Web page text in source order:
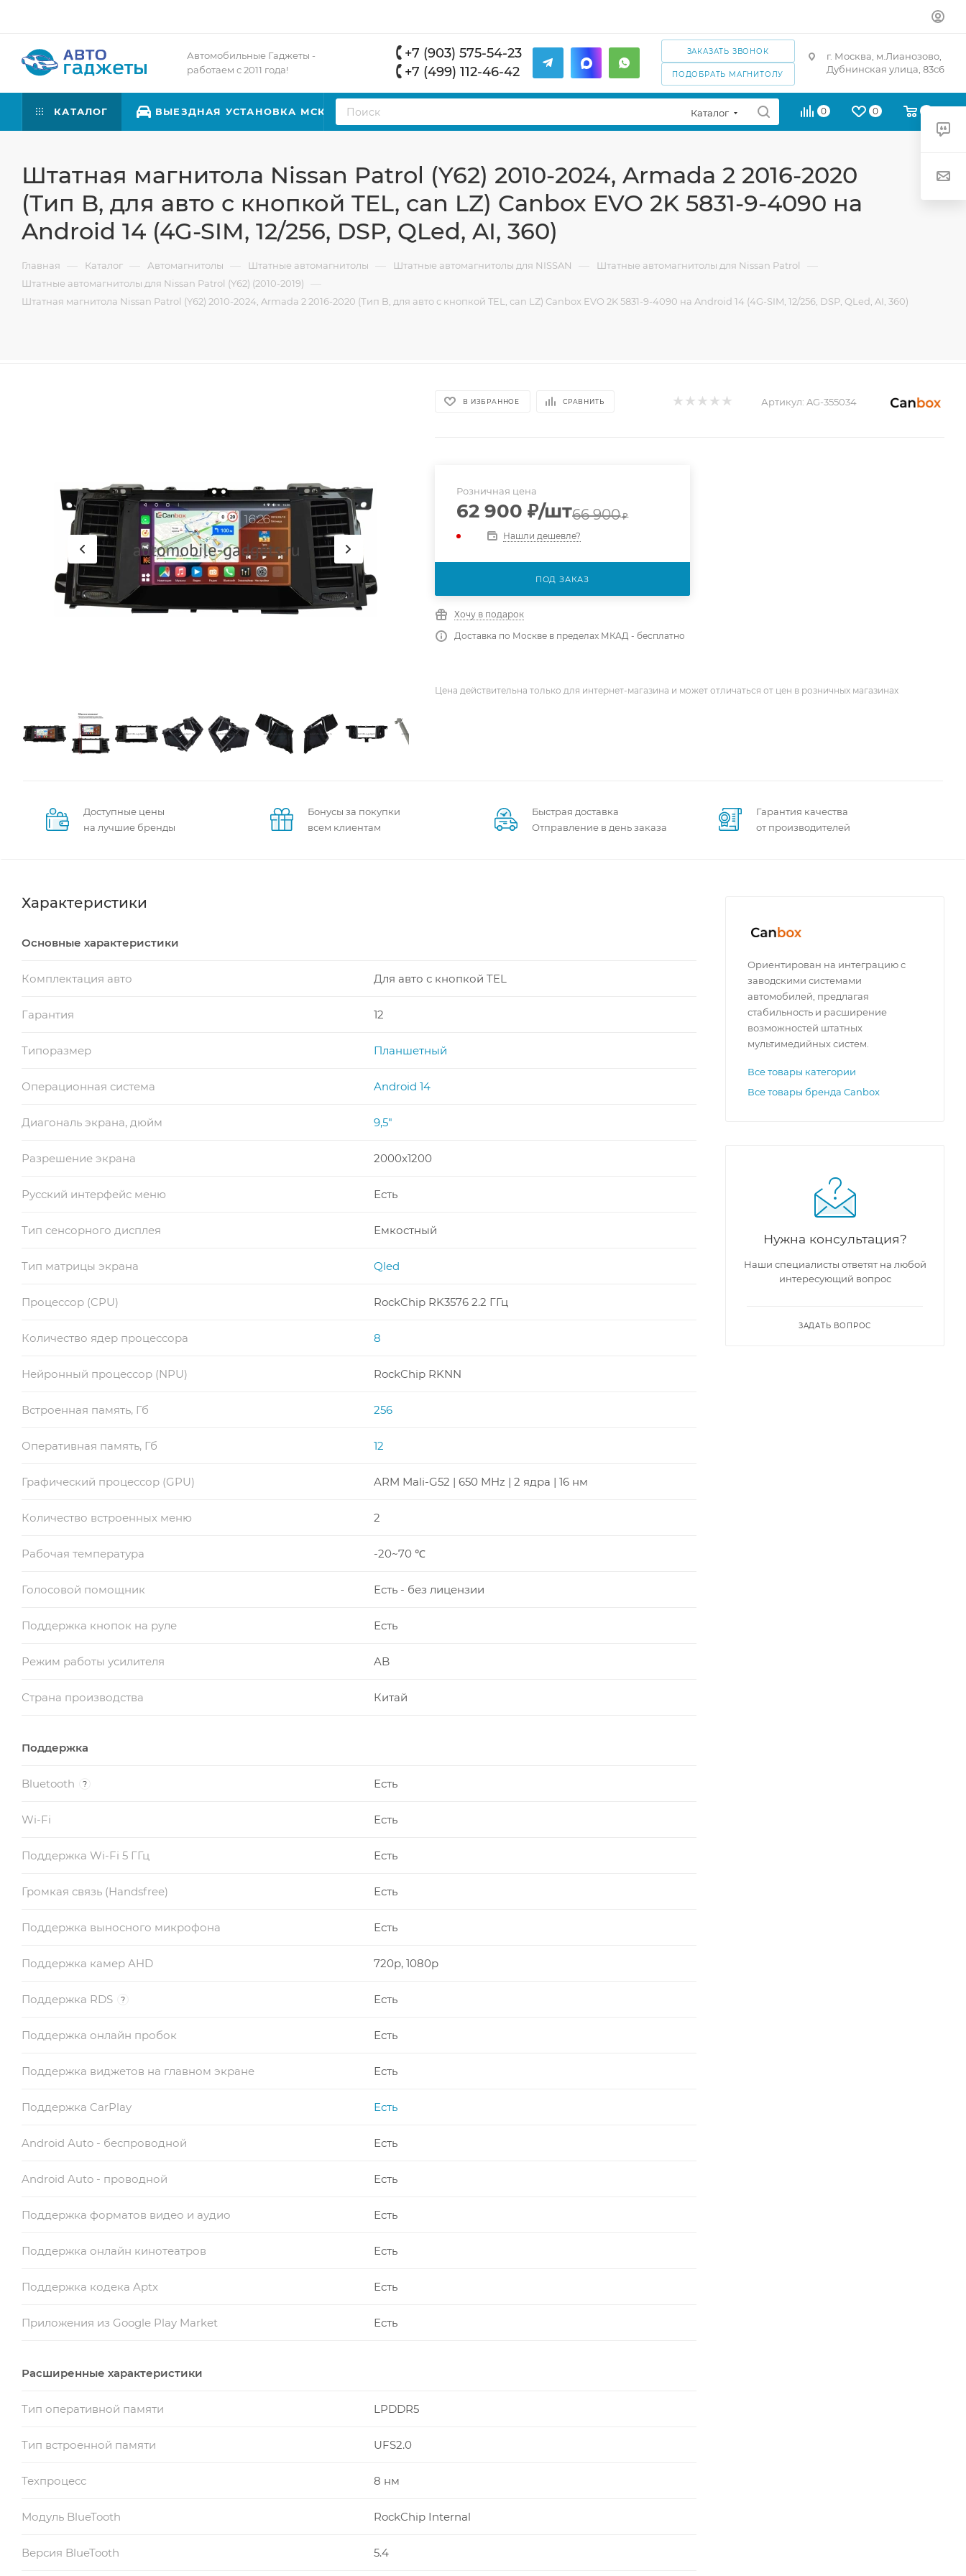
Автомобильные Гаджеты -
работаем с 2011 года!
+7 (903) 575-54-23
+7 (499) 112-46-42
ЗАКАЗАТЬ ЗВОНОК
ПОДОБРАТЬ МАГНИТОЛУ
г. Москва, м.Лианозово,
Дубнинская улица, 83с6
КАТАЛОГ ВЫЕЗДНАЯ УСТАНОВКА МСК Каталог 0 0
Штатная магнитола Nissan Patrol (Y62) 2010-2024, Armada 2 2016-2020
(Тип B, для авто с кнопкой TEL, can LZ) Canbox EVO 2K 5831-9-4090 на
Android 14 (4G-SIM, 12/256, DSP, QLed, AI, 360)
Главная — Каталог — Автомагнитолы — Штатные автомагнитолы — Штатные автомагнитолы для NISSAN — Штатные автомагнитолы для Nissan Patrol —
Штатные автомагнитолы для Nissan Patrol (Y62) (2010-2019) —
Штатная магнитола Nissan Patrol (Y62) 2010-2024, Armada 2 2016-2020 (Тип B, для авто с кнопкой TEL, can LZ) Canbox EVO 2K 5831-9-4090 на Android 14 (4G-SIM, 12/256, DSP, QLed, AI, 360)
В ИЗБРАННОЕ СРАВНИТЬ Артикул: AG-355034
Розничная цена
62 900 ₽/шт66 900₽
Нашли дешевле?
ПОД ЗАКАЗ
Хочу в подарок
Доставка по Москве в пределах МКАД - бесплатно
Цена действительна только для интернет-магазина и может отличаться от цен в розничных магазинах
Доступные цены
на лучшие бренды
Бонусы за покупки
всем клиентам
Быстрая доставка
Отправление в день заказа
Гарантия качества
от производителей
Характеристики
Основные характеристики
Комплектация авто Для авто с кнопкой TEL
Гарантия 12
Типоразмер Планшетный
Операционная система Android 14
Диагональ экрана, дюйм 9,5"
Разрешение экрана 2000x1200
Русский интерфейс меню Есть
Тип сенсорного дисплея Емкостный
Тип матрицы экрана Qled
Процессор (CPU) RockChip RK3576 2.2 ГГц
Количество ядер процессора 8
Нейронный процессор (NPU) RockChip RKNN
Встроенная память, Гб 256
Оперативная память, Гб 12
Графический процессор (GPU) ARM Mali-G52 | 650 MHz | 2 ядра | 16 нм
Количество встроенных меню 2
Рабочая температура -20~70 ℃
Голосовой помощник Есть - без лицензии
Поддержка кнопок на руле Есть
Режим работы усилителя AB
Страна производства Китай
Поддержка
Bluetooth ? Есть
Wi-Fi Есть
Поддержка Wi-Fi 5 ГГц Есть
Громкая связь (Handsfree) Есть
Поддержка выносного микрофона Есть
Поддержка камер AHD 720p, 1080p
Поддержка RDS ? Есть
Поддержка онлайн пробок Есть
Поддержка виджетов на главном экране Есть
Поддержка CarPlay Есть
Android Auto - беспроводной Есть
Android Auto - проводной Есть
Поддержка форматов видео и аудио Есть
Поддержка онлайн кинотеатров Есть
Поддержка кодека Aptx Есть
Приложения из Google Play Market Есть
Расширенные характеристики
Тип оперативной памяти LPDDR5
Тип встроенной памяти UFS2.0
Техпроцесс 8 нм
Модуль BlueTooth RockChip Internal
Версия BlueTooth 5.4
Ориентирован на интеграцию с
заводскими системами
автомобилей, предлагая
стабильность и расширение
возможностей штатных
мультимедийных систем.
Все товары категории
Все товары бренда Canbox
Нужна консультация?
Наши специалисты ответят на любой
интересующий вопрос
ЗАДАТЬ ВОПРОС